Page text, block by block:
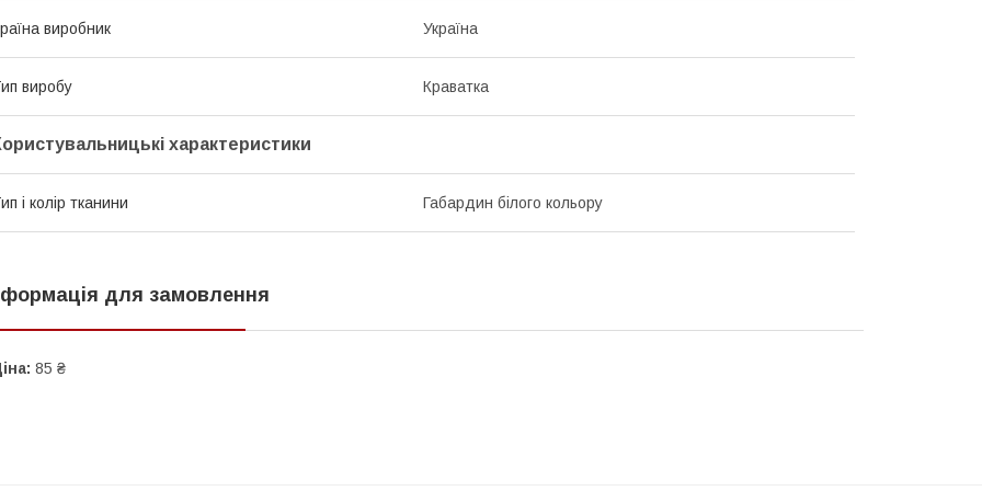
виробник Україна
виробу Краватка
характеристики
і колір тканини Габардин білого кольору
для замовлення
85 ₴